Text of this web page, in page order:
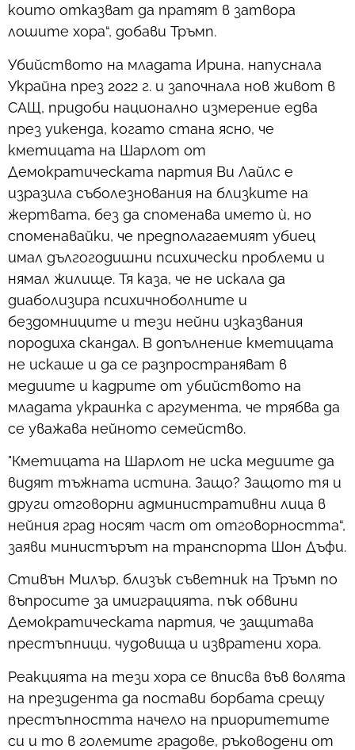
които отказват да пратят в затвора
лошите хора“, добави Тръмп.
Убийството на младата Ирина, напуснала
Украйна през 2022 г. и започнала нов живот в
САЩ, придоби национално измерение едва
през уикенда, когато стана ясно, че
кметицата на Шарлот от
Демократическата партия Ви Лайлс е
изразила съболезнования на близките на
жертвата, без да споменава името ѝ, но
споменавайки, че предполагаемият убиец
имал дългогодишни психически проблеми и
нямал жилище. Тя каза, че не искала да
диаболизира психичноболните и
бездомниците и тези нейни изказвания
породиха скандал. В допълнение кметицата
не искаше и да се разпространяват в
медиите и кадрите от убийството на
младата украинка с аргумента, че трябва да
се уважава нейното семейство.
"Кметицата на Шарлот не иска медиите да
видят тъжната истина. Защо? Защото тя и
други отговорни административни лица в
нейния град носят част от отговорността“,
заяви министърът на транспорта Шон Дъфи.
Стивън Милър, близък съветник на Тръмп по
въпросите за имиграцията, пък обвини
Демократическата партия, че защитава
престъпници, чудовища и извратени хора.
Реакцията на тези хора се вписва във волята
на президента да постави борбата срещу
престъпността начело на приоритетите
си и то в големите градове, ръководени от